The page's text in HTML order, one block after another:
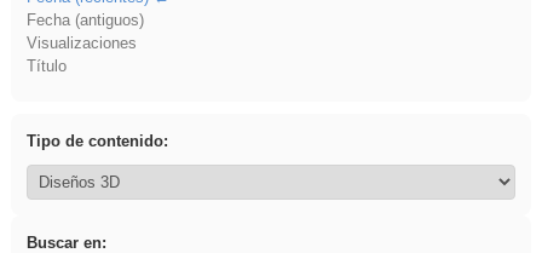
Fecha (antiguos)
Visualizaciones
Título
Tipo de contenido:
Buscar en: